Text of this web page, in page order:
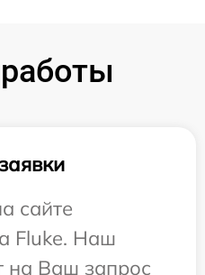
сайте
Fluke. Наш
на Ваш запрос